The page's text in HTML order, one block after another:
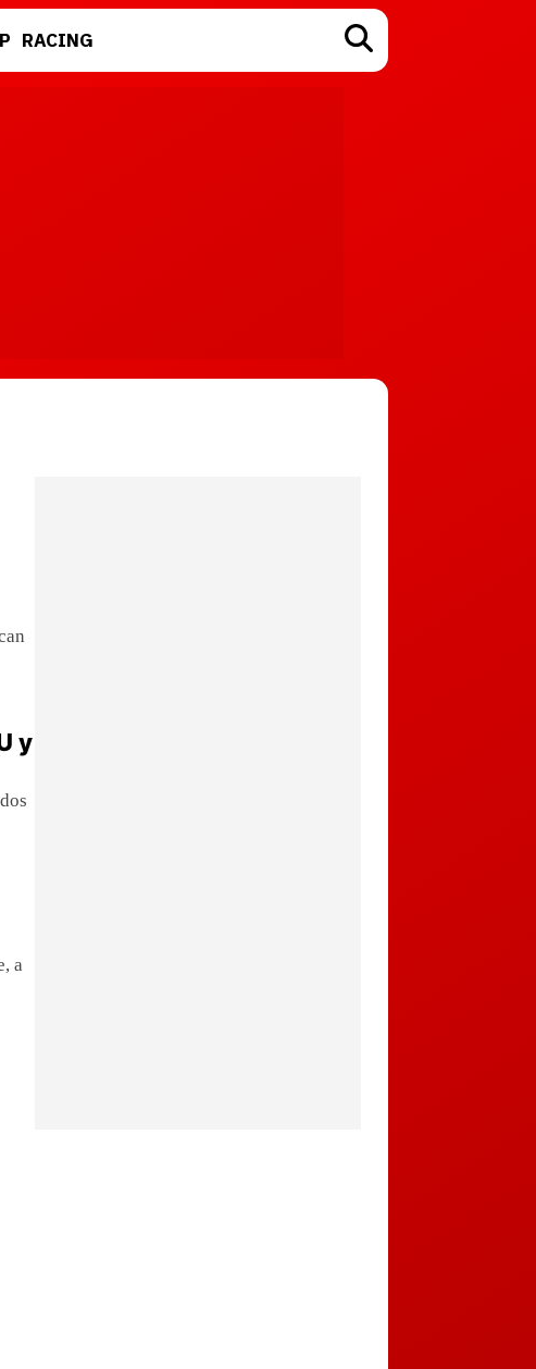
RACING
y
a